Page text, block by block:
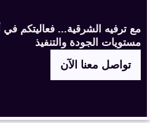
مع ترفيه الشرقية... فعاليتكم
مستويات الجودة والتنفيذ
تواصل معنا الآن